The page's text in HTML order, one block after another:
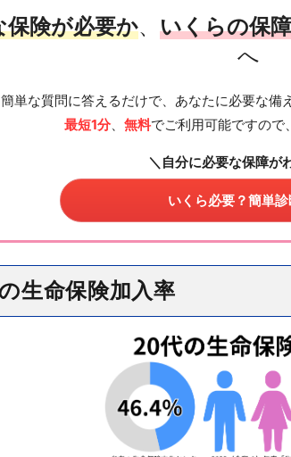
保険が必要か、 いくらの保
へ
簡単な質問に答えるだけで、あなたに必要な備
最短1分、 無料でご利用可能ですので
＼自分に必要な保障が
いくら必要？簡単
生命保険加入率